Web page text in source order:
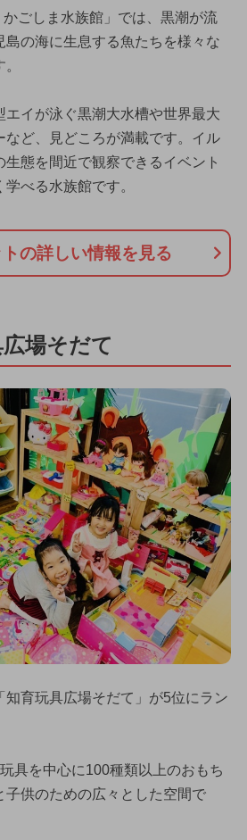
ごしま水族館」では、黒潮が流
島の海に生息する魚たちを様々な
エイが泳ぐ黒潮大水槽や世界最大
など、見どころが満載です。イル
生態を間近で観察できるイベント
べる水族館です。
の詳しい情報を見る
場そだて
知育玩具広場そだて」が5位にラン
具を中心に100種類以上のおもち
子供のための広々とした空間で